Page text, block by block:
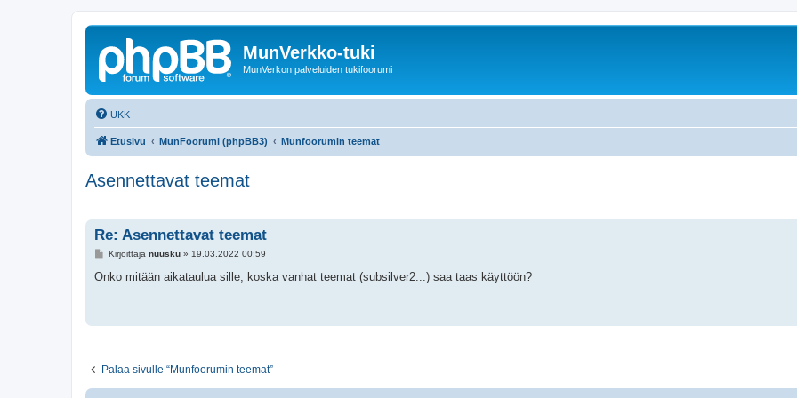
MunVerkko-tuki
MunVerkon palveluiden tukifoorumi
UKK
Etusivu MunFoorumi (phpBB3) Munfoorumin teemat
Asennettavat teemat
Re: Asennettavat teemat
V
e
Kirjoittaja nuusku» 19.03.2022 00:59
Onko mitään aikataulua sille, koska vanhat teemat (subsilver2...) saa taas käyttöön?
Palaa sivulle “Munfoorumin teemat”